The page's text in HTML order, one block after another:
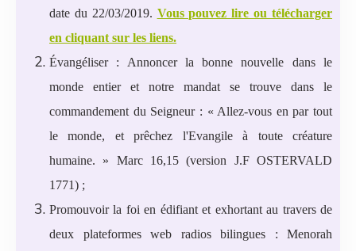
date du 22/03/2019. Vous pouvez lire ou télécharger
en cliquant sur les liens.
Évangéliser : Annoncer la bonne nouvelle dans le
monde entier et notre mandat se trouve dans le
commandement du Seigneur : « Allez-vous en par tout
le monde, et prêchez l'Evangile à toute créature
humaine. » Marc 16,15 (version J.F OSTERVALD
1771) ;
Promouvoir la foi en édifiant et exhortant au travers de
deux plateformes web radios bilingues : Menorah